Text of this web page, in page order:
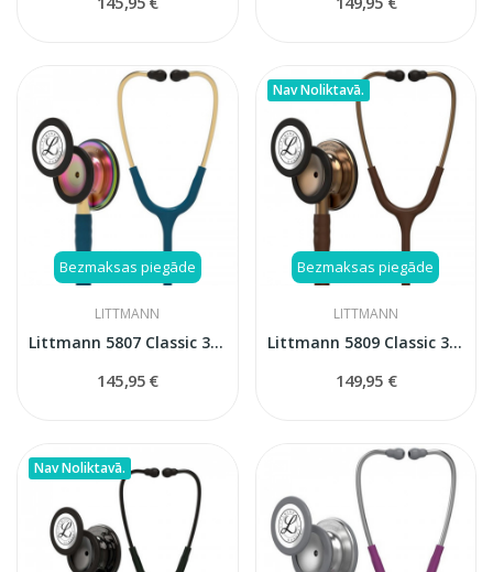
Bezmaksas piegāde
LITTMANN
Littmann 5807 Classic 3 Carribean blue stetoskops
145,95 €
Bezmaksas piegāde
Nav Noliktavā.
LITTMANN
Littmann 5809 Classic 3 Cooper Edition stetoskops
149,95 €
Nav Noliktavā.